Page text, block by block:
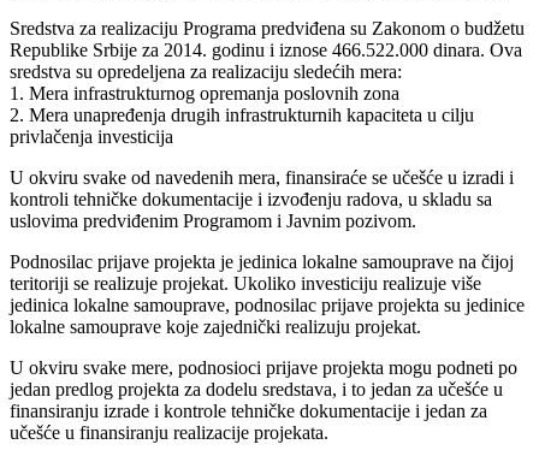
Sredstva za realizaciju Programa predviđena su Zakonom o budžetu
Republike Srbije za 2014. godinu i iznose 466.522.000 dinara. Ova
sredstva su opredeljena za realizaciju sledećih mera:
1. Mera infrastrukturnog opremanja poslovnih zona
2. Mera unapređenja drugih infrastrukturnih kapaciteta u cilju
privlačenja investicija
U okviru svake od navedenih mera, finansiraće se učešće u izradi i
kontroli tehničke dokumentacije i izvođenju radova, u skladu sa
uslovima predviđenim Programom i Javnim pozivom.
Podnosilac prijave projekta je jedinica lokalne samouprave na čijoj
teritoriji se realizuje projekat. Ukoliko investiciju realizuje više
jedinica lokalne samouprave, podnosilac prijave projekta su jedinice
lokalne samouprave koje zajednički realizuju projekat.
U okviru svake mere, podnosioci prijave projekta mogu podneti po
jedan predlog projekta za dodelu sredstava, i to jedan za učešće u
finansiranju izrade i kontrole tehničke dokumentacije i jedan za
učešće u finansiranju realizacije projekata.